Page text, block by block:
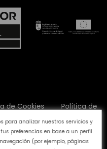
para analizar nuestros servicios y
preferencias en base a un perfil
(por ejemplo, páginas
de Cookies
Política de